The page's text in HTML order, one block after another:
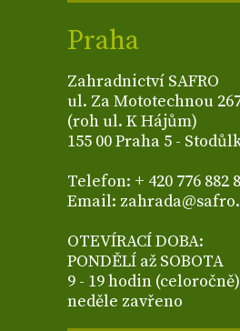
Praha
Zahradnictví SAFRO
ul. Za Mototechnou
(roh ul. K Hájům)
155 00 Praha 5 -
Telefon: + 420 776 882
Email:
OTEVÍRACÍ DOBA:
PONDĚLÍ až SOBOTA
9 - 19 hodin (celoročně)
neděle zavřeno